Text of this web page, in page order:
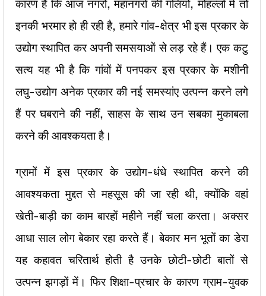
कारण है कि आज नगरों, महानगरों की गलियों, मोहल्लों में तो
इनकी भरमार हो ही रही है, हमारे गांव-क्षेत्र भी इस प्रकार के
उद्योग स्थापित कर अपनी समसयाओं से लड़ रहे हैं। एक कटु
सत्य यह भी है कि गांवों में पनपकर इस प्रकार के मशीनी
लघु-उद्योग अनेक प्रकार की नई समस्यांए उत्पन्न करने लगे
हैं पर घबराने की नहीं, साहस के साथ उन सबका मुकाबला
करने की आवश्कयता है।
ग्रामों में इस प्रकार के उद्योग-धंधे स्थापित करने की
आवश्यकता मुद्दत से महसूस की जा रही थी, क्योंकि वहां
खेती-बाड़ी का काम बारहों महीने नहीं चला करता। अक्सर
आधा साल लोग बेकार रहा करते हैं। बेकार मन भूतों का डेरा
यह कहावत चरितार्थ होती है उनके छोटी-छोटी बातों से
उत्पन्न झगड़ों में। फिर शिक्षा-प्रचार के कारण ग्राम-युवक